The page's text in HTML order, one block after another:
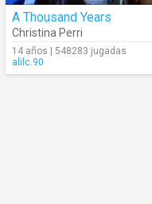
A Thousand Years
Christina Perri
14 años | 548283 jugadas
alilc.90